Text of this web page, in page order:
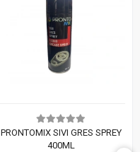
PRONTOMIX SIVI GRES SPREY
400ML